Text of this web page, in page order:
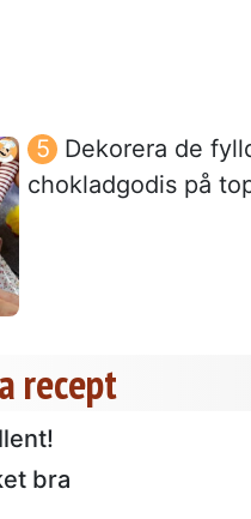
Dekorera de
chokladgodis på
recept
bra